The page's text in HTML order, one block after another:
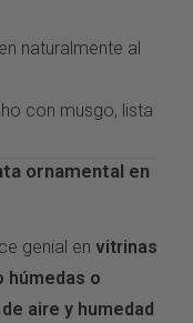
naturalmente al
con musgo, lista
ornamental en
genial en vitrinas
húmedas o
aire y humedad